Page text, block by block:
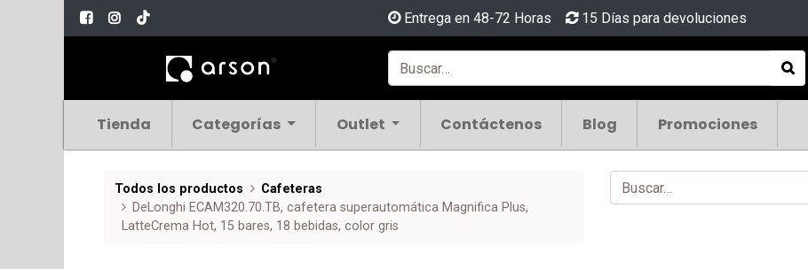
Entrega en 48-72 Horas 15 Días para devoluciones
Tienda Categorías Outlet Contáctenos Blog Promociones
Todos los productos
Cafeteras
DeLonghi ECAM320.70.TB, cafetera superautomática Magnifica Plus,
LatteCrema Hot, 15 bares, 18 bebidas, color gris